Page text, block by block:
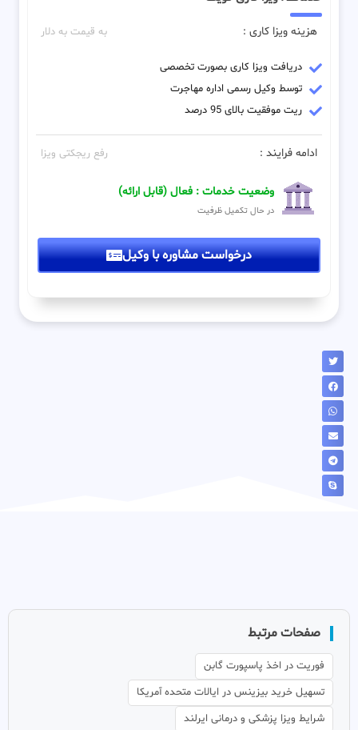
هزینه ویزا کاری : به قیمت به دلار
دریافت ویزا کاری بصورت تخصصی
توسط وکیل رسمی اداره مهاجرت
ریت موفقیت بالای 95 درصد
ادامه فرایند : رفع ریجکتی ویزا
وضعیت خدمات : فعال (قابل ارائه)
در حال تکمیل ظرفیت
درخواست مشاوره با وکیل
صفحات مرتبط
فوریت در اخذ پاسپورت گابن
تسهیل خرید بیزینس در ایالات متحده آمریکا
شرایط ویزا پزشکی و درمانی ایرلند